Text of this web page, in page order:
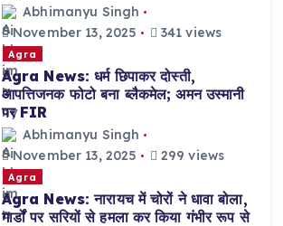
Abhimanyu Singh
November 13, 2025
341 views
Agra
Agra News: धर्म छिपाकर दोस्ती,
आपत्तिजनक फोटो बना ब्लैकमेल; अमन उस्मानी
पर FIR
Abhimanyu Singh
November 13, 2025
299 views
Agra
Agra News: नारायच में चोरों ने धावा बोला,
गार्डों पर सरियों से हमला कर किया गंभीर रूप से